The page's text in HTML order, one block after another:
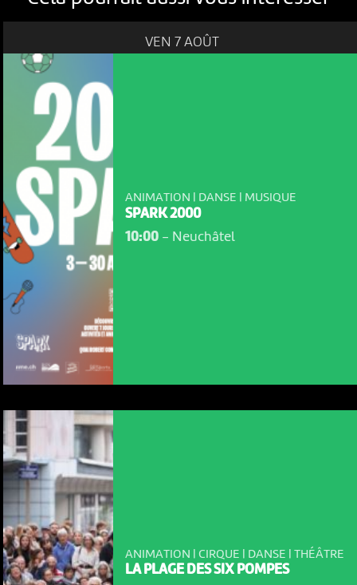
VEN 7 AOÛT
ANIMATION | DANSE | MUSIQUE
SPARK 2000
10:00- Neuchâtel
ANIMATION | CIRQUE | DANSE | THÉÂTRE
LA PLAGE DES SIX POMPES